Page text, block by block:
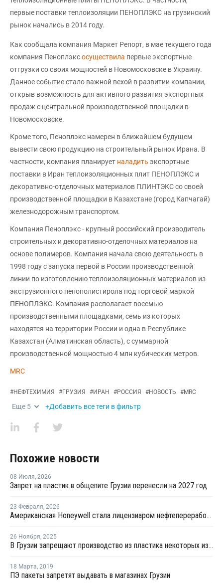
первые поставки теплоизоляции ПЕНОПЛЭКС на грузинский
рынок начались в 2014 году.
Как сообщала компания Маркет Репорт, в мае текущего года
компания Пеноплэксосуществила первые экспортные
отгрузки со своих мощностей в Новомосковске в Украину.
Данное событие стало важной вехой в развитии компании,
открыв возможность для активного развития экспортных
продаж с центральной производственной площадки в
Новомосковске.
Кроме того, Пеноплэкс намерен в ближайшем будущем
вывести свою продукцию на строительный рынок Ирана. В
частности, компания планирует наладить экспортные
поставки в Иран теплоизоляционных плит ПЕНОПЛЭКС и
декоративно-отделочных материалов ПЛИНТЭКС со своей
производственной площадки в Казахстане (город Капчагай)
железнодорожным транспортом.
Компания Пеноплэкс - крупный российский производитель
строительных и декоративно-отделочных материалов на
основе полимеров. Компания начала свою деятельность в
1998 году с запуска первой в России производственной
линии по изготовлению теплоизоляционных материалов из
экструзионного пенополистирола под торговой маркой
ПЕНОПЛЭКС. Компания располагает восемью
производственными площадками, семь из которых
находятся на территории России и одна в Республике
Казахстан (Алматинская область), с суммарной
производственной мощностью 4 млн кубических метров.
MRC
#НЕФТЕХИМИЯ #ГРУЗИЯ #ИРАН #РОССИЯ #НОВОСТЬ #MRC
Еще 5 +Добавить все теги в фильтр
Похожие новости
08 Июля, 2026
Запрет на пластик в общепите Грузии перенесли на 2027 год
23 Февраля, 2026
Американская Honeywell стала лицензиаром нефтепереработки первого НПЗ в Грузии
26 Ноября, 2025
В Грузии запрещают производство из пластика некоторых изделий
18 Марта, 2019
ПЭ пакеты запретят выдавать в магазинах Грузии